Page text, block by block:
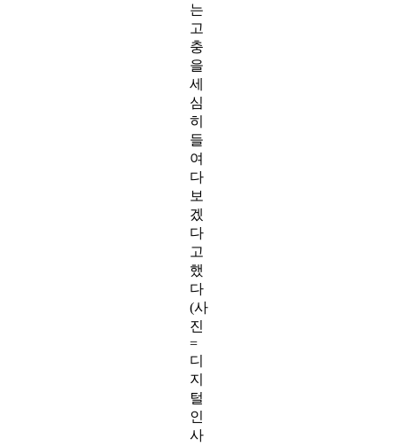
는
고
충
을
세
심
히
들
여
다
보
겠
다
고
했
다
(사
진
=
디
지
털
인
사